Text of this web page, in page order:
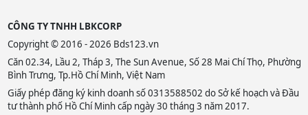
CÔNG TY TNHH LBKCORP
Copyright © 2016 - 2026 Bds123.vn
Căn 02.34, Lầu 2, Tháp 3, The Sun Avenue, Số 28 Mai Chí Thọ, Phường
Bình Trưng, Tp.Hồ Chí Minh, Việt Nam
Giấy phép đăng ký kinh doanh số 0313588502 do Sở kế hoạch và Đầu
tư thành phố Hồ Chí Minh cấp ngày 30 tháng 3 năm 2017.